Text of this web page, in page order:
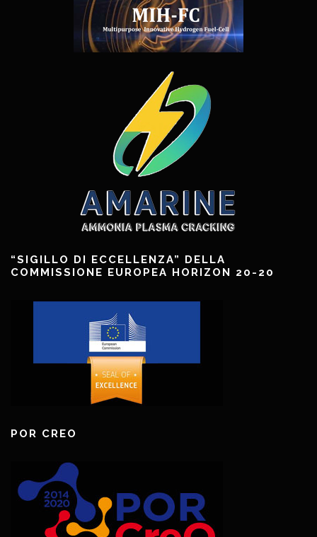
“SIGILLO DI ECCELLENZA” DELLA
COMMISSIONE EUROPEA HORIZON 20-20
POR CREO